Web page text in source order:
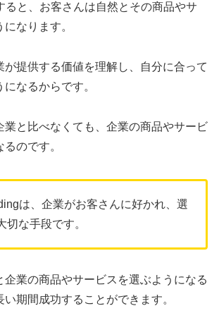
ると、お客さんは自然とその商品やサ
なります。
が提供する価値を理解し、自分に合って
なるからです。
業と比べなくても、企業の商品やサービ
のです。
は、企業がお客さんに好かれ、選
切な手段です。
企業の商品やサービスを選ぶようになる
期間成功することができます。